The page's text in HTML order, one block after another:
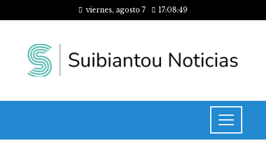
viernes, agosto 7 17:08:50